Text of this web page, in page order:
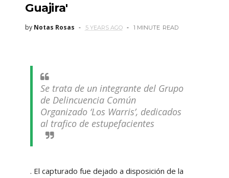
Guajira'
by Notas Rosas 5 YEARS AGO 1 MINUTE READ
Se trata de un integrante del Grupo
de Delincuencia Común
Organizado ‘Los Warris’, dedicados
al trafico de estupefacientes
. El capturado fue dejado a disposición de la